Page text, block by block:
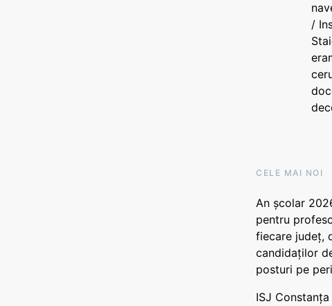
/
CELE MAI NOI
An școlar
pentru
fiecare județ,
candidaților
posturi pe
ISJ